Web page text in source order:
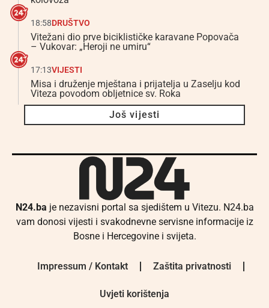
18:58DRUŠTVO
Vitežani dio prve biciklističke karavane Popovača
– Vukovar: „Heroji ne umiru“
17:13VIJESTI
Misa i druženje mještana i prijatelja u Zaselju kod
Viteza povodom obljetnice sv. Roka
Još vijesti
N24.ba je nezavisni portal sa sjedištem u Vitezu. N24.ba
vam donosi vijesti i svakodnevne servisne informacije iz
Bosne i Hercegovine i svijeta.
Impressum / Kontakt Zaštita privatnosti
Uvjeti korištenja